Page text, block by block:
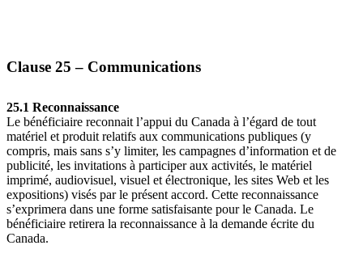
Clause 25 – Communications
25.1 Reconnaissance
Le bénéficiaire reconnait l’appui du Canada à l’égard de tout
matériel et produit relatifs aux communications publiques (y
compris, mais sans s’y limiter, les campagnes d’information et de
publicité, les invitations à participer aux activités, le matériel
imprimé, audiovisuel, visuel et électronique, les sites Web et les
expositions) visés par le présent accord. Cette reconnaissance
s’exprimera dans une forme satisfaisante pour le Canada. Le
bénéficiaire retirera la reconnaissance à la demande écrite du
Canada.